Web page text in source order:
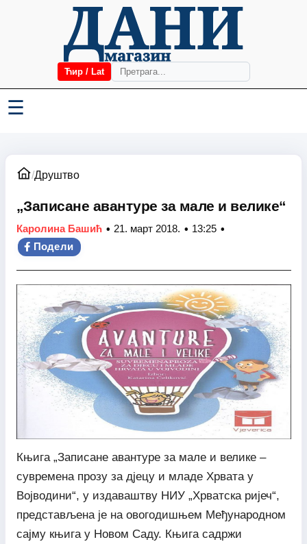
Ћир / Lat
☰
/Друштво
„Записане авантуре за мале и велике“
Каролина Башић • 21. март 2018. • 13:25 •
Подели
Књига „Записане авантуре за мале и велике –
сувремена прозу за дјецу и младе Хрвата у
Војводини“, у издаваштву НИУ „Хрватска ријеч“,
представљена је на овогодишњем Међународном
сајму књига у Новом Саду. Књига садржи